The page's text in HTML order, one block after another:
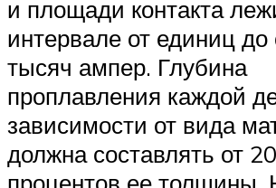
и площади контакта
интервале от единиц до
тысяч ампер. Глубина
проплавления каждой
зависимости от вида
должна составлять от